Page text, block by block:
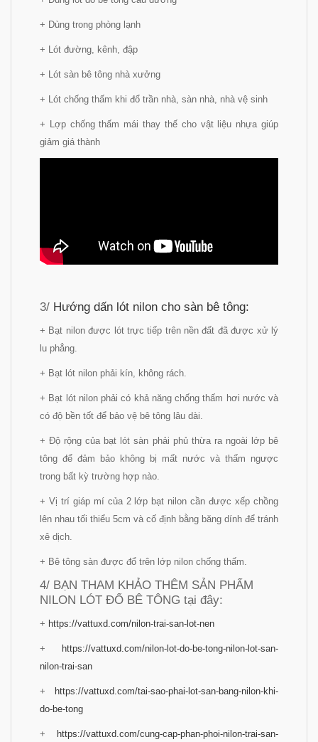
+ Dùng trong phòng lạnh
+ Lót đường, kênh, đập
+ Lót sàn bê tông nhà xưởng
+ Lót chống thấm khi đổ trần nhà, sàn nhà, nhà vệ sinh
+ Lợp chống thấm mái thay thế cho vật liệu nhựa giúp
giảm giá thành
3/ Hướng dấn lót nilon cho sàn bê tông:
+ Bạt nilon được lót trực tiếp trên nền đất đã được xử lý
lu phẳng.
+ Bạt lót nilon phải kín, không rách.
+ Bạt lót nilon phải có khả năng chống thấm hơi nước và
có độ bền tốt để bảo vệ bê tông lâu dài.
+ Độ rộng của bạt lót sàn phải phủ thừa ra ngoài lớp bê
tông để đảm bảo không bị mất nước và thấm ngược
trong bất kỳ trường hợp nào.
+ Vị trí giáp mí của 2 lớp bạt nilon cần được xếp chồng
lên nhau tối thiểu 5cm và cố định bằng băng dính để tránh
xê dịch.
+ Bê tông sàn được đổ trên lớp nilon chống thấm.
4/ BẠN THAM KHẢO THÊM SẢN PHẨM
NILON LÓT ĐỔ BÊ TÔNG tại đây:
+ https://vattuxd.com/nilon-trai-san-lot-nen
+ https://vattuxd.com/nilon-lot-do-be-tong-nilon-lot-san-
nilon-trai-san
+ https://vattuxd.com/tai-sao-phai-lot-san-bang-nilon-khi-
do-be-tong
+ https://vattuxd.com/cung-cap-phan-phoi-nilon-trai-san-